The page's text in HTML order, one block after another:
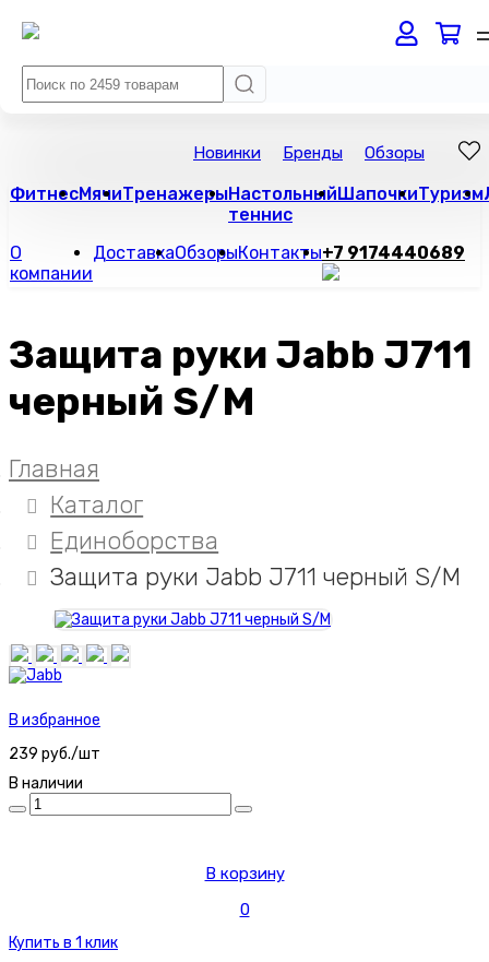
Новинки Бренды Обзоры
ФитнесМячиТренажерыНастольный
теннис
ШапочкиТуризм
О
компании
ДоставкаОбзорыКонтакты+7 9174440689
Защита руки Jabb J711
черный S/M
Главная
Каталог
Единоборства
Защита руки Jabb J711 черный S/M
В избранное
239 руб./шт
В наличии
В корзину
0
Купить в 1 клик